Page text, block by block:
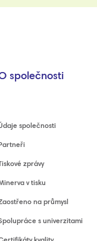
společnosti
společnosti
Partneři
zprávy
v tisku
na průmysl
s univerzitami